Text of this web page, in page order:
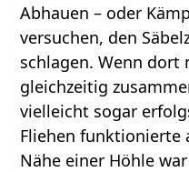
Abhauen – oder
versuchen, den
schlagen. Wenn dort
gleichzeitig
vielleicht sogar
Fliehen funktionierte
Nähe einer Höhle